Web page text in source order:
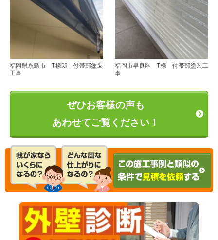
福岡県糸島市 T様邸 付帯部塗装
工事
福岡市早良区 T様 付帯部塗装工
事
ぜひお客様の声も
あわせてご覧ください！